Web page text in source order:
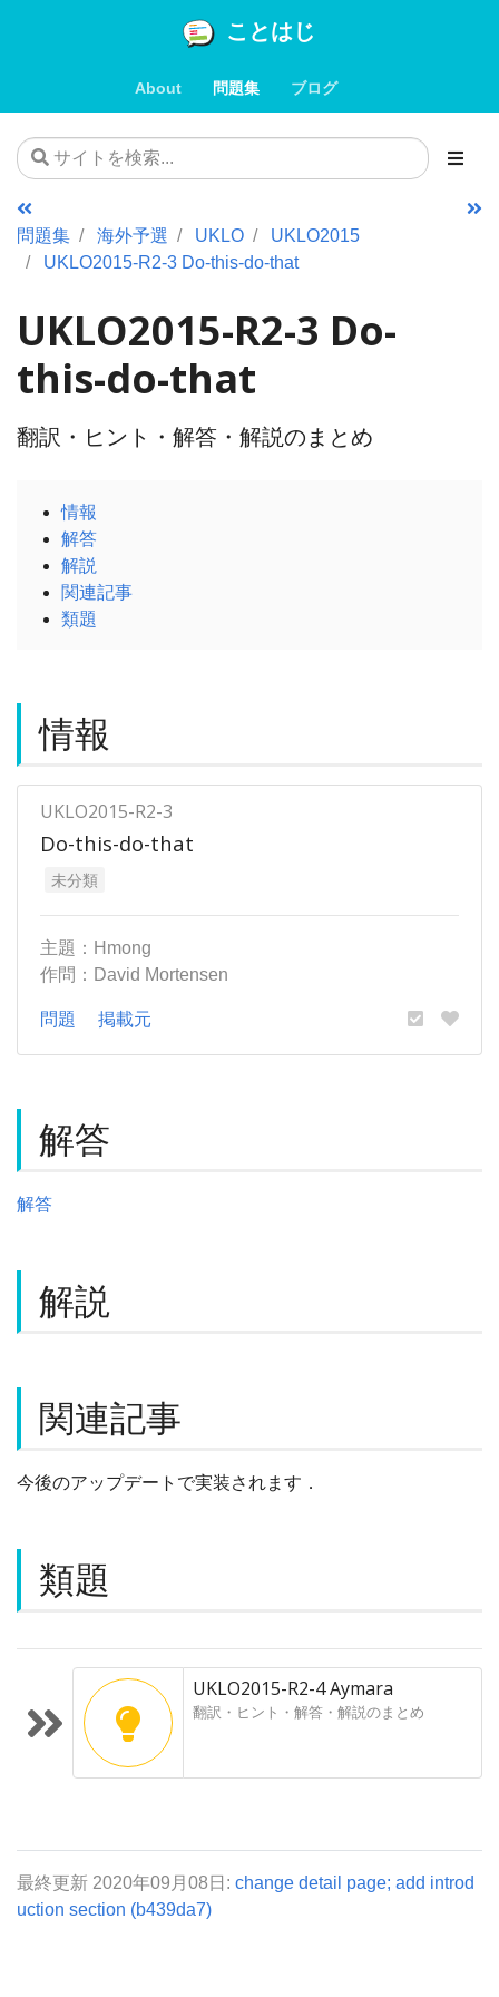
ことはじ
About 問題集 ブログ
問題集 海外予選 UKLO
UKLO2015
UKLO2015-R2-3 Do-this-do-that
UKLO2015-R2-3 Do-
this-do-that
翻訳・ヒント・解答・解説のまとめ
情報
解答
解説
関連記事
類題
情報
UKLO2015-R2-3
Do-this-do-that
未分類
主題：Hmong
作問：David Mortensen
問題 掲載元
解答
解答
解説
関連記事
今後のアップデートで実装されます．
類題
UKLO2015-R2-4 Aymara
翻訳・ヒント・解答・解説のまとめ
最終更新 2020年09月08日: change detail page; add introd
uction section (b439da7)